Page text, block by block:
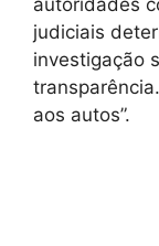
judiciais
investigação
aos autos”.